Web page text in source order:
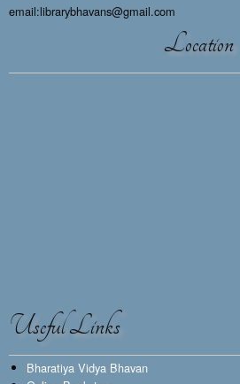
email:librarybhavans@gmail.com
Location
Useful Links
Bharatiya Vidya Bhavan